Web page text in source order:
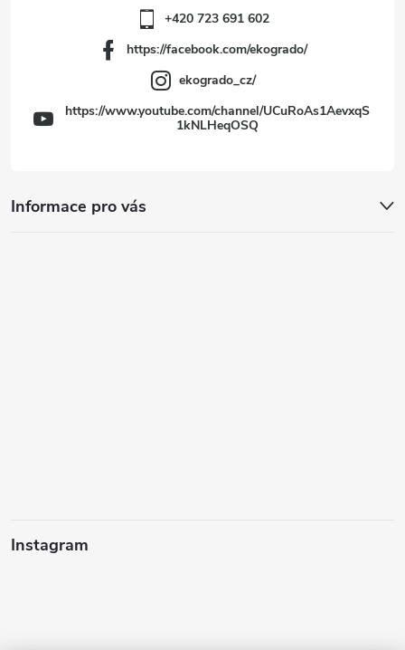
Informace pro vás
+420 723 691 602
https://facebook.com/ekogrado/
ekogrado_cz/
https://www.youtube.com/channel/UCuRoAs1AevxqS
1kNLHeqOSQ
Instagram